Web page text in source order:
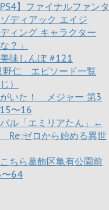
】ファイナルファンタ
ディアック エイジ
ィング キャラクター
？」
味しんぼ #121
野仁 エピソード一覧
）
いた！ メジャー 第3
〜16
ル「エミリアたん」←
Re:ゼロから始める異世
ちら葛飾区亀有公園前
64